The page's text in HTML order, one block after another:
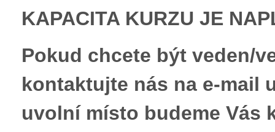
KAPACITA KURZU JE
Pokud chcete být veden/
kontaktujte nás na e-mail
uvolní místo budeme Vás